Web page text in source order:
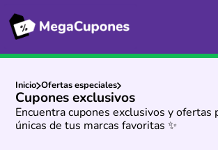
Inicio Ofertas especiales
Cupones exclusivos
Encuentra cupones exclusivos y ofertas
únicas de tus marcas favoritas ✨